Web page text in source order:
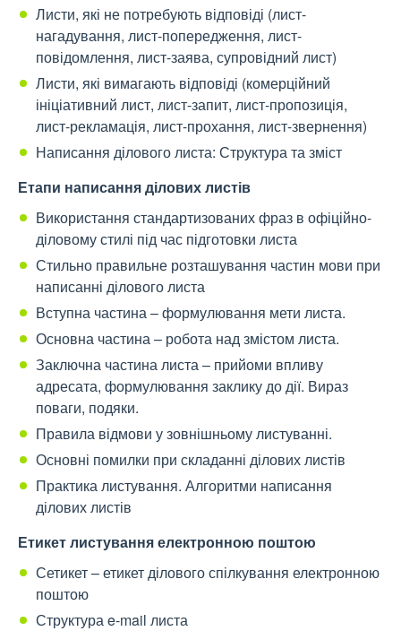
Листи, які не потребують відповіді (лист-
нагадування, лист-попередження, лист-
повідомлення, лист-заява, супровідний лист)
Листи, які вимагають відповіді (комерційний
ініціативний лист, лист-запит, лист-пропозиція,
лист-рекламація, лист-прохання, лист-звернення)
Написання ділового листа: Структура та зміст
Етапи написання ділових листів
Використання стандартизованих фраз в офіційно-
діловому стилі під час підготовки листа
Стильно правильне розташування частин мови при
написанні ділового листа
Вступна частина – формулювання мети листа.
Основна частина – робота над змістом листа.
Заключна частина листа – прийоми впливу
адресата, формулювання заклику до дії. Вираз
поваги, подяки.
Правила відмови у зовнішньому листуванні.
Основні помилки при складанні ділових листів
Практика листування. Алгоритми написання
ділових листів
Етикет листування електронною поштою
Сетикет – етикет ділового спілкування електронною
поштою
Структура e-mail листа